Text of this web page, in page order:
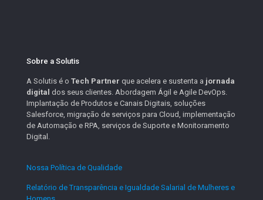
Sobre a Solutis
A Solutis é o Tech Partner que acelera e sustenta a jornada
digital dos seus clientes. Abordagem Ágil e Agile DevOps.
Implantação de Produtos e Canais Digitais, soluções
Salesforce, migração de serviços para Cloud, implementação
de Automação e RPA, serviços de Suporte e Monitoramento
Digital.
Nossa Política de Qualidade
Relatório de Transparência e Igualdade Salarial de Mulheres e